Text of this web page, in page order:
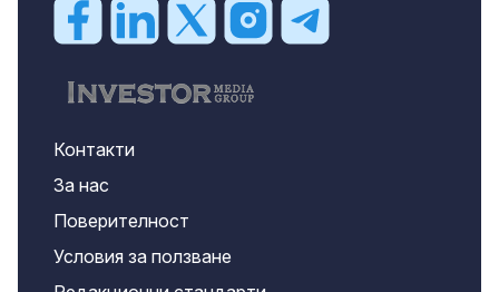
Контакти
За нас
Поверителност
Условия за ползване